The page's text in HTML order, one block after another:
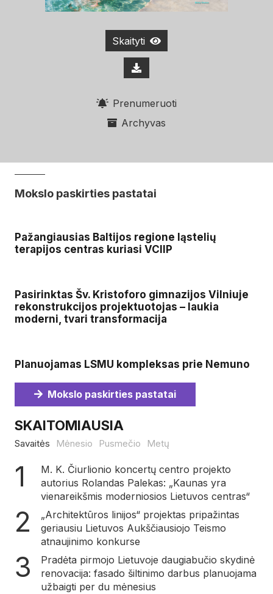
Skaityti
Prenumeruoti
Archyvas
Mokslo paskirties pastatai
Pažangiausias Baltijos regione ląstelių
terapijos centras kuriasi VCIIP
Pasirinktas Šv. Kristoforo gimnazijos Vilniuje
rekonstrukcijos projektuotojas – laukia
moderni, tvari transformacija
Planuojamas LSMU kompleksas prie Nemuno
Mokslo paskirties pastatai
SKAITOMIAUSIA
Savaitės Mėnesio Pusmečio Metų
M. K. Čiurlionio koncertų centro projekto
autorius Rolandas Palekas: „Kaunas yra
vienareikšmis moderniosios Lietuvos centras“
„Architektūros linijos“ projektas pripažintas
geriausiu Lietuvos Aukščiausiojo Teismo
atnaujinimo konkurse
Pradėta pirmojo Lietuvoje daugiabučio skydinė
renovacija: fasado šiltinimo darbus planuojama
užbaigti per du mėnesius